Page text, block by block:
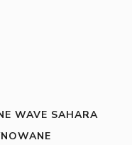
WAVE SAHARA